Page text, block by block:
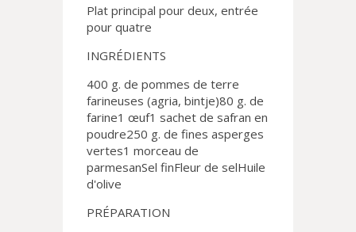
Plat principal pour deux, entrée
pour quatre
INGRÉDIENTS
400 g. de pommes de terre
farineuses (agria, bintje)80 g. de
farine1 œuf1 sachet de safran en
poudre250 g. de fines asperges
vertes1 morceau de
parmesanSel finFleur de selHuile
d'olive
PRÉPARATION